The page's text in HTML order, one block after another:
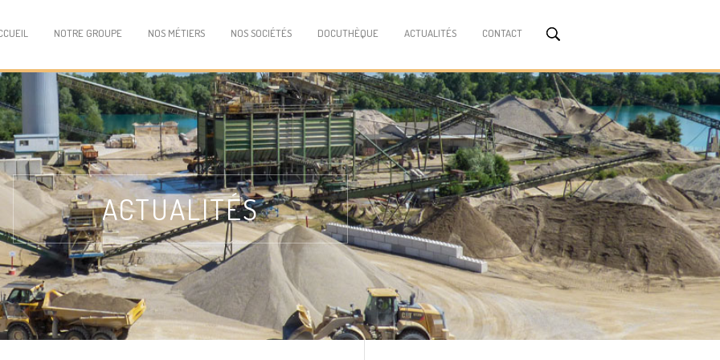
NOTRE GROUPE NOS MÉTIERS NOS SOCIÉTÉS DOCUTHÈQUE ACTUALITÉS CONTACT
ACTUALITÉS